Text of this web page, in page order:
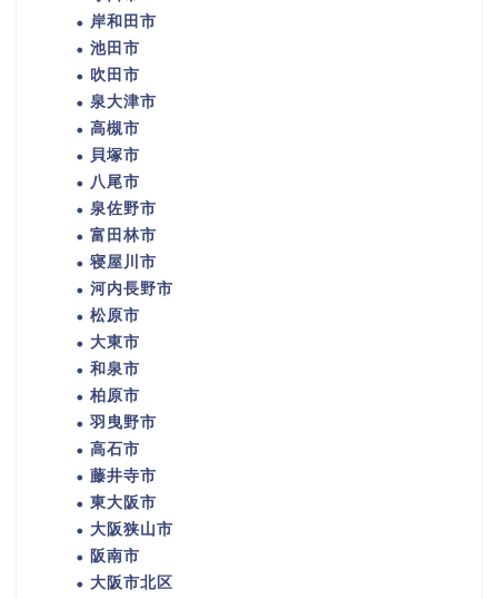
岸和田市
池田市
吹田市
泉大津市
高槻市
貝塚市
八尾市
泉佐野市
富田林市
寝屋川市
河内長野市
松原市
大東市
和泉市
柏原市
羽曳野市
高石市
藤井寺市
東大阪市
大阪狭山市
阪南市
大阪市北区